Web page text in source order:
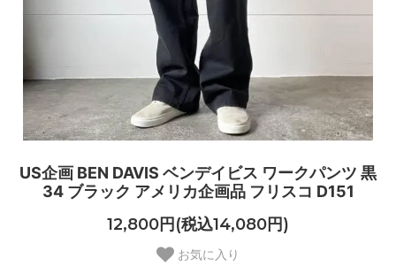
US企画 BEN DAVIS ベンデイビス ワークパンツ 黒
34 ブラック アメリカ企画品 フリスコ D151
12,800円(税込14,080円)
お気に入り